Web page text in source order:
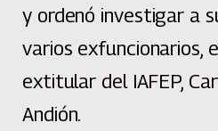
y ordenó investigar a
varios exfuncionarios,
extitular del IAFEP,
Andión.